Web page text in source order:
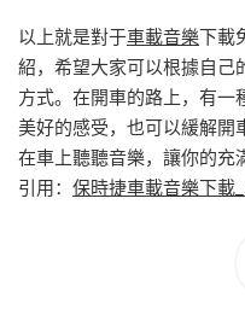
以上就是對于車載音樂下載
紹，希望大家可以根據自己
方式。在開車的路上，有一
美好的感受，也可以緩解開
在車上聽聽音樂，讓你的
引用： 保時捷車載音樂下載